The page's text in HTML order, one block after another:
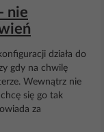
nie
działa do
gdy na chwilę
Wewnątrz nie
się go tak
za